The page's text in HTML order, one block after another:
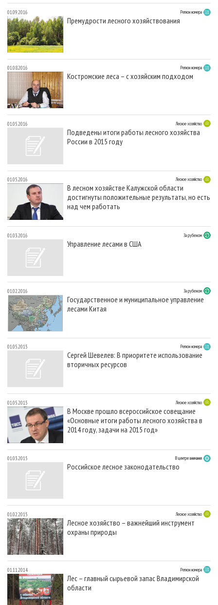
01.09.2016 Регион номера
Премудрости лесного хозяйствования
01.08.2016 Регион номера
Костромские леса – с хозяйским подходом
01.05.2016 Лесное хозяйство
Подведены итоги работы лесного хозяйства
России в 2015 году
01.05.2016 Лесное хозяйство
В лесном хозяйстве Калужской области
достигнуты положительные результаты, но есть
над чем работать
01.03.2016 За рубежом
Управление лесами в США
01.02.2016 За рубежом
Государственное и муниципальное управление
лесами Китая
01.05.2015 Регион номера
Сергей Шевелев: В приоритете использование
вторичных ресурсов
01.05.2015 Лесное хозяйство
В Москве прошло всероссийское совещание
«Основные итоги работы лесного хозяйства в
2014 году, задачи на 2015 год»
01.03.2015 В центре внимания
Российское лесное законодательство
01.02.2015 Лесное хозяйство
Лесное хозяйство – важнейший инструмент
охраны природы
01.11.2014 Регион номера
Лес – главный сырьевой запас Владимирской
области